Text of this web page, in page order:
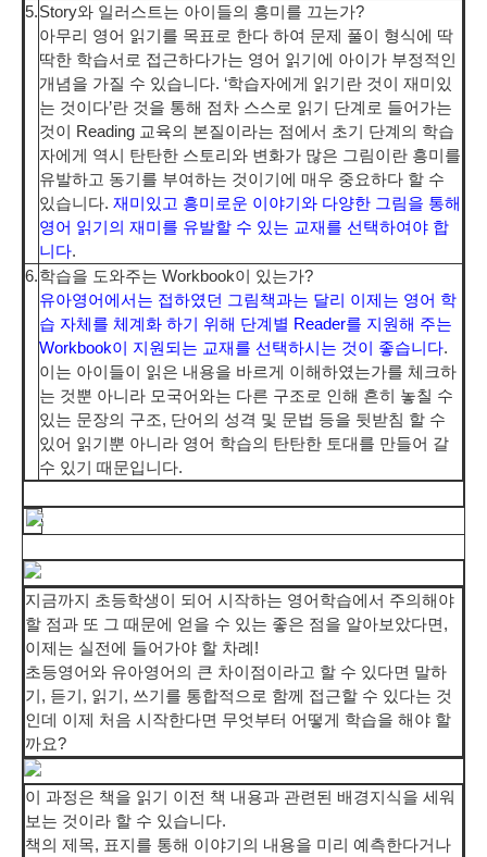
5.Story와 일러스트는 아이들의 흥미를 끄는가?
아무리 영어 읽기를 목표로 한다 하여 문제 풀이 형식에 딱
딱한 학습서로 접근하다가는 영어 읽기에 아이가 부정적인
개념을 가질 수 있습니다. ‘학습자에게 읽기란 것이 재미있
는 것이다’란 것을 통해 점차 스스로 읽기 단계로 들어가는
것이 Reading 교육의 본질이라는 점에서 초기 단계의 학습
자에게 역시 탄탄한 스토리와 변화가 많은 그림이란 흥미를
유발하고 동기를 부여하는 것이기에 매우 중요하다 할 수
있습니다. 재미있고 흥미로운 이야기와 다양한 그림을 통해
영어 읽기의 재미를 유발할 수 있는 교재를 선택하여야 합
니다.
6.학습을 도와주는 Workbook이 있는가?
유아영어에서는 접하였던 그림책과는 달리 이제는 영어 학
습 자체를 체계화 하기 위해 단계별 Reader를 지원해 주는
Workbook이 지원되는 교재를 선택하시는 것이 좋습니다.
이는 아이들이 읽은 내용을 바르게 이해하였는가를 체크하
는 것뿐 아니라 모국어와는 다른 구조로 인해 흔히 놓칠 수
있는 문장의 구조, 단어의 성격 및 문법 등을 뒷받침 할 수
있어 읽기뿐 아니라 영어 학습의 탄탄한 토대를 만들어 갈
수 있기 때문입니다.
지금까지 초등학생이 되어 시작하는 영어학습에서 주의해야
할 점과 또 그 때문에 얻을 수 있는 좋은 점을 알아보았다면,
이제는 실전에 들어가야 할 차례!
초등영어와 유아영어의 큰 차이점이라고 할 수 있다면 말하
기, 듣기, 읽기, 쓰기를 통합적으로 함께 접근할 수 있다는 것
인데 이제 처음 시작한다면 무엇부터 어떻게 학습을 해야 할
까요?
이 과정은 책을 읽기 이전 책 내용과 관련된 배경지식을 세워
보는 것이라 할 수 있습니다.
책의 제목, 표지를 통해 이야기의 내용을 미리 예측한다거나